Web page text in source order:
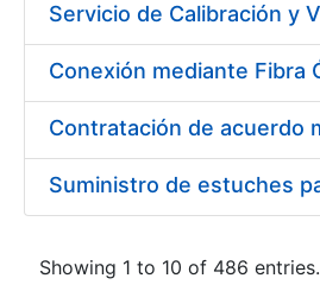
Showing 1 to 10 of 486 entries.